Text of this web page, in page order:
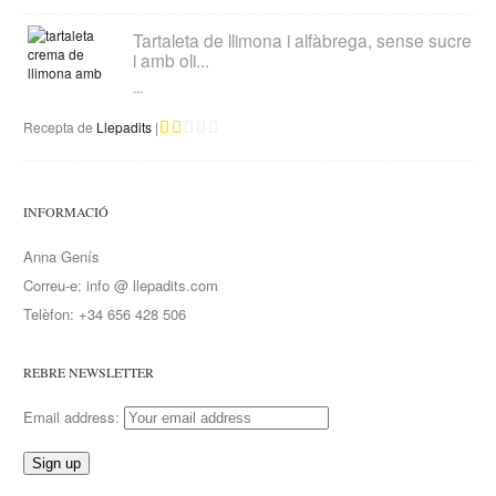
Tartaleta de llimona i alfàbrega, sense sucre
i amb oli...
...
Recepta de Llepadits |
INFORMACIÓ
Anna Genís
Correu-e: info @ llepadits.com
Telèfon: +34 656 428 506
REBRE NEWSLETTER
Email address: